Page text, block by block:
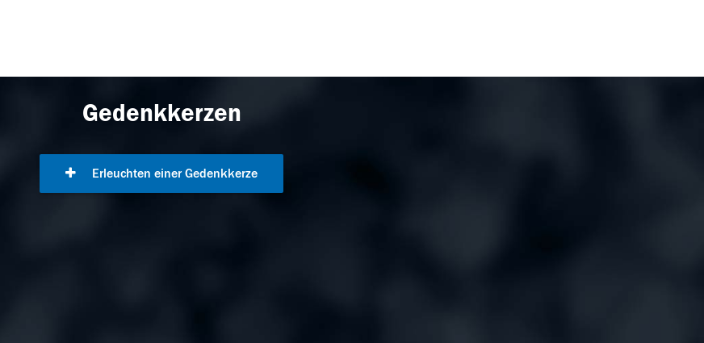
Gedenkkerzen
Erleuchten einer Gedenkkerze